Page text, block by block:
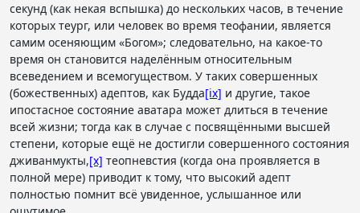
секунд (как некая вспышка) до нескольких часов, в течение
которых теург, или человек во время теофании, является
самим осеняющим «Богом»; следовательно, на какое-то
время он становится наделённым относительным
всеведением и всемогуществом. У таких совершенных
(божественных) адептов, как Будда[ix] и другие, такое
ипостасное состояние аватара может длиться в течение
всей жизни; тогда как в случае с посвящёнными высшей
степени, которые ещё не достигли совершенного состояния
дживанмукты,[x] теопневстия (когда она проявляется в
полной мере) приводит к тому, что высокий адепт
полностью помнит всё увиденное, услышанное или